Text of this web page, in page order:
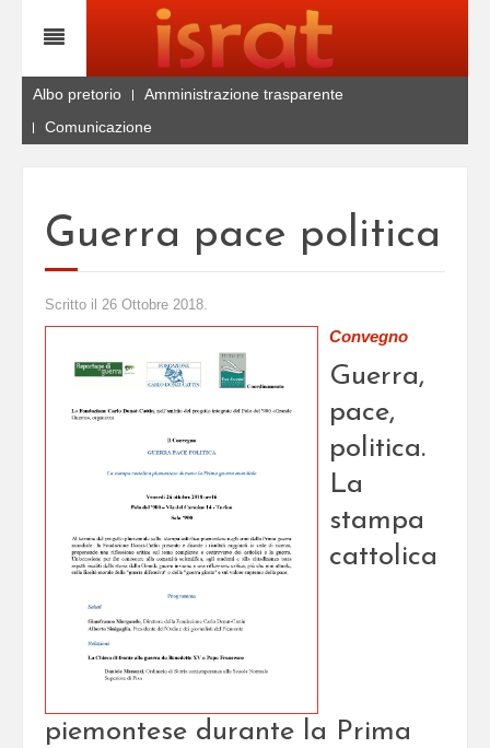
Albo pretorio
Amministrazione trasparente
Comunicazione
Guerra pace politica
Scritto il 26 Ottobre 2018.
Convegno
Guerra,
pace,
politica.
La
stampa
cattolica
piemontese durante la Prima